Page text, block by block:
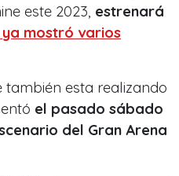
este 2023, estrenará
ya mostró varios
también esta realizando
el pasado sábado
del Gran Arena